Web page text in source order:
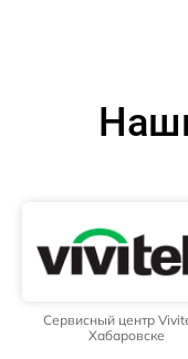
Сервисный центр
Хабаровске